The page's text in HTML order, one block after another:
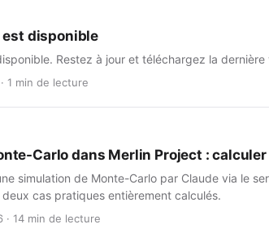
est disponible
Restez à jour et téléchargez la
1 min de lecture
Carlo dans Merlin Project :
simulation de Monte-Carlo par Claude via le
cas pratiques entièrement calculés.
· 14 min de lecture